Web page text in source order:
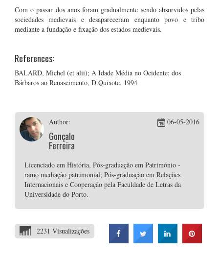
Com o passar dos anos foram gradualmente sendo absorvidos pelas
sociedades medievais e desapareceram enquanto povo e tribo
mediante a fundação e fixação dos estados medievais.
References:
BALARD, Michel (et alii); A Idade Média no Ocidente: dos
Bárbaros ao Renascimento, D.Quixote, 1994
Author:
Gonçalo
Ferreira
06-05-2016
Licenciado em História, Pós-graduação em Património -
ramo mediação patrimonial; Pós-graduação em Relações
Internacionais e Cooperação pela Faculdade de Letras da
Universidade do Porto.
2231 Visualizações